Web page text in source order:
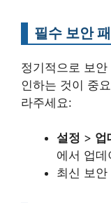
필수 보안
정기적으로 보
인하는 것이 중
라주세요:
설정 > 업
에서 업
최신 보